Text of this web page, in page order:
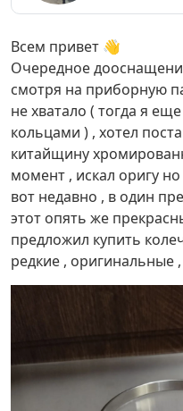
Всем привет 👋
Очередное
смотря на приборную
не хватало ( тогда я
кольцами ) , хотел
китайщину
момент , искал оригу
вот недавно , в один
этот опять же
предложил купить
редкие , оригинальные